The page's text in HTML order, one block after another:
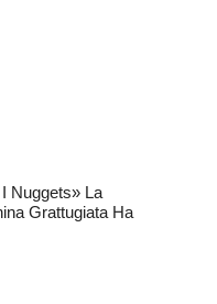
Nuggets» La
Grattugiata Ha